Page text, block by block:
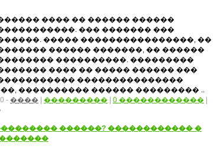
���� �� ������ ������
��� ������� ���
����� ����������������, ��
������ �������, �� ������
����������. ���������
���� �� ����� ������ ���
���������������
���������� ������ ��������� ..
- ���� ��������� 0 ������������
������? ������������ �